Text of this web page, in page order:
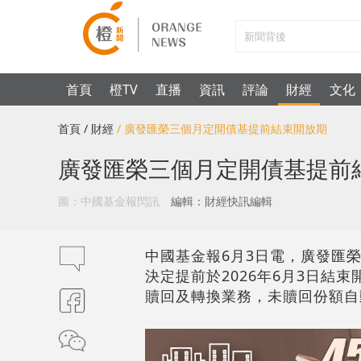
首頁 橙TV 直播 資訊 評論 財經 文化
首頁 / 財經 / 廣發匯榮三個月定開債基提前結束開放期
廣發匯榮三個月定開債基提前
圖：中國基金報閃訊 編輯：財經快訊編輯
中國基金報6月3日電，廣發匯
決定提前於2026年6月3日結束
贖回及轉換業務，未贖回份額